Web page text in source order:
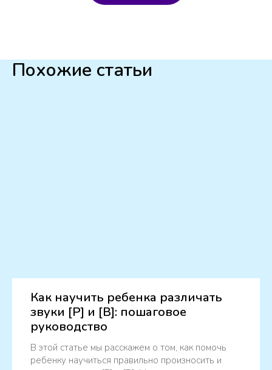
Похожие статьи
Как научить ребенка различать
звуки [Р] и [В]: пошаговое
руководство
В этой статье мы расскажем о том, как помочь
ребенку научиться правильно произносить и